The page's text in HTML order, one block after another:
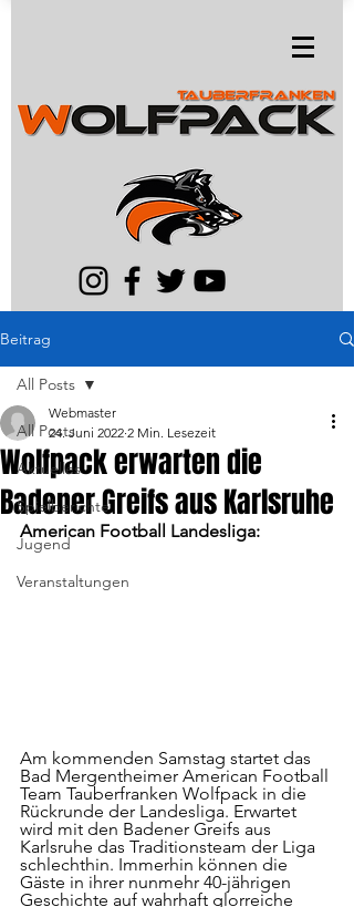
Beitrag
All Posts
Aktuelles
Spielberichte
Jugend
Veranstaltungen
All Posts
Wolfpack erwarten die
Badener Greifs aus Karlsruhe
Webmaster
24. Juni 2022 2 Min. Lesezeit
American Football Landesliga:
Am kommenden Samstag startet das
Bad Mergentheimer American Football
Team Tauberfranken Wolfpack in die
Rückrunde der Landesliga. Erwartet
wird mit den Badener Greifs aus
Karlsruhe das Traditionsteam der Liga
schlechthin. Immerhin können die
Gäste in ihrer nunmehr 40-jährigen
Geschichte auf wahrhaft glorreiche